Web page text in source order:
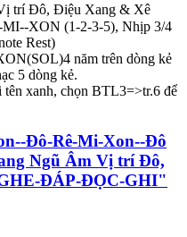
trí Đô, Điệu Xang & Xê
XON (1-2-3-5), Nhịp 3/4
Rest)
năm trên dòng kẻ
5 dòng kẻ.
xanh, chọn BTL3=>tr.6 để
Đô-Rê-Mi-Xon--Đô
Ngũ Âm Vị trí Đô,
ĐÁP-ĐỌC-GHI"